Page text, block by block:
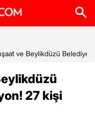
ve Beylikdüzü
27 kişi